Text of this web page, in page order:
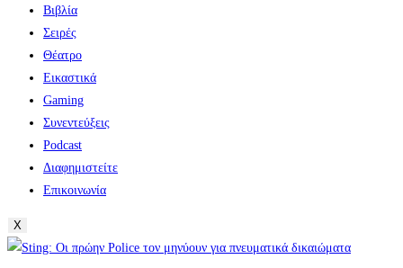
Βιβλία
Σειρές
Θέατρο
Εικαστικά
Gaming
Συνεντεύξεις
Podcast
Διαφημιστείτε
Επικοινωνία
X